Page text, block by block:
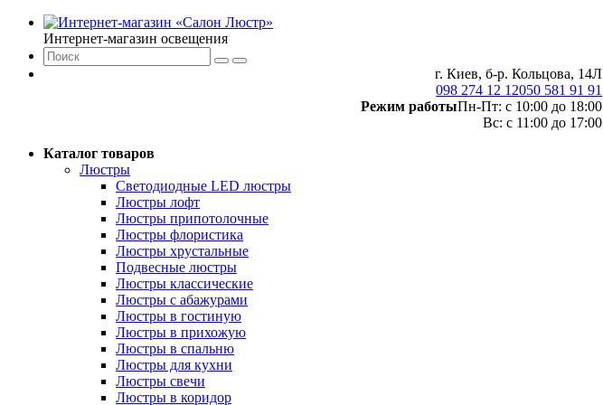
Интернет-магазин освещения
г. Киев, б-р. Кольцова, 14Л
098 274 12 12050 581 91 91
Режим работыПн-Пт: с 10:00 до 18:00
Вс: с 11:00 до 17:00
Каталог товаров
Люстры
Светодиодные LED люстры
Люстры лофт
Люстры припотолочные
Люстры флористика
Люстры хрустальные
Подвесные люстры
Люстры классические
Люстры с абажурами
Люстры в гостиную
Люстры в прихожую
Люстры в спальню
Люстры для кухни
Люстры свечи
Люстры в коридор